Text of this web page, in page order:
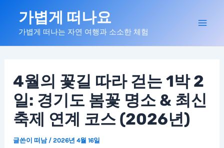
로
가볍게 떠나요
가볍게 떠나는 자연 여행과 소소한 체험
4월의 꽃길 따라 걷는 1박 2
일: 경기도 봄꽃 명소 & 최신
축제 연계 코스 (2026년)
글쓴이떠남 /2026년 4월 16일